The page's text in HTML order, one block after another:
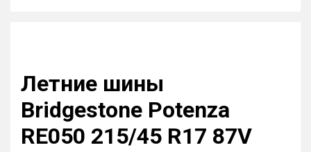
Летние шины
Bridgestone Potenza
RE050 215/45 R17 87V